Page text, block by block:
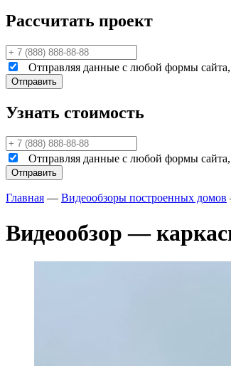
Рассчитать проект
Отправляя данные с любой формы сайта,
Узнать стоимость
Отправляя данные с любой формы сайта,
Главная — Видеообзоры построенных домов
Видеообзор —